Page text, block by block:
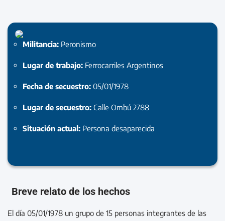
Militancia: Peronismo
Lugar de trabajo: Ferrocarriles Argentinos
Fecha de secuestro: 05/01/1978
Lugar de secuestro: Calle Ombú 2788
Situación actual: Persona desaparecida
Breve relato de los hechos
El día 05/01/1978 un grupo de 15 personas integrantes de las